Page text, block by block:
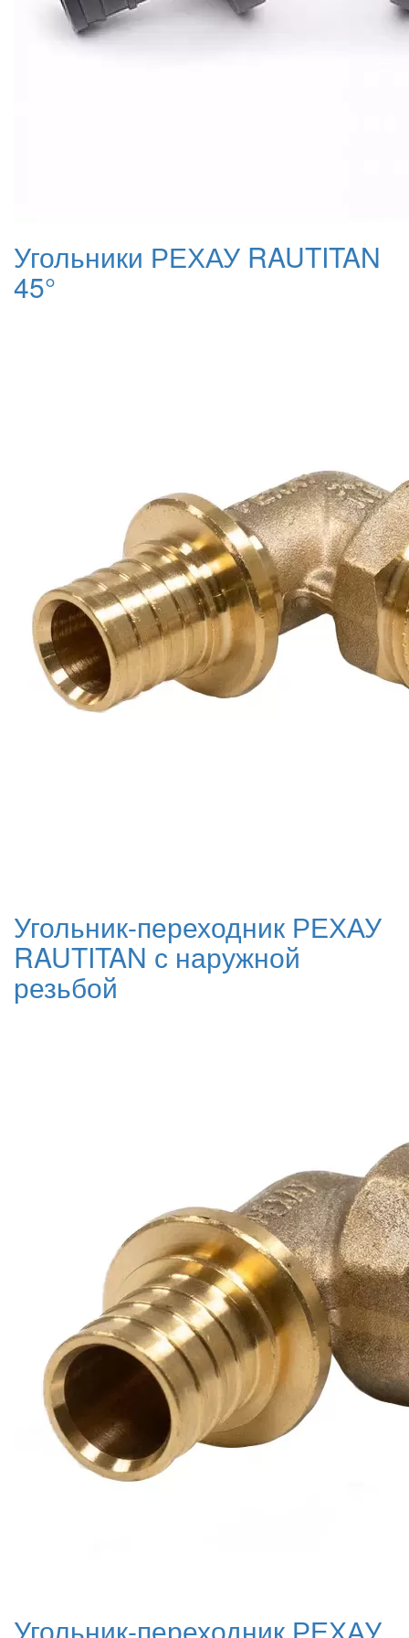
Угольники РЕХАУ RAUTITAN
45°
Угольник-переходник РЕХАУ
RAUTITAN с наружной
резьбой